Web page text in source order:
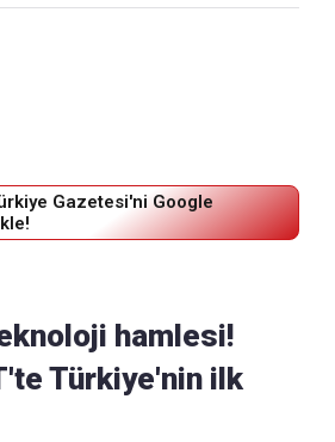
Gazetesi'ni Google
hamlesi!
Türkiye'nin ilk